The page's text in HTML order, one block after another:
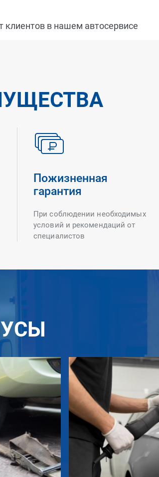
клиентов в нашем автосервисе
Пожизненная
гарантия
При соблюдении необходимых
условий и рекомендаций от
специалистов